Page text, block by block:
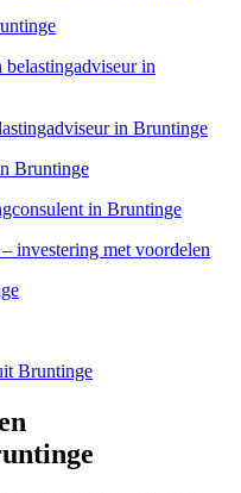
belastingadviseur in
in Bruntinge
Bruntinge
in Bruntinge
investering met voordelen
Bruntinge